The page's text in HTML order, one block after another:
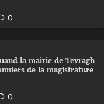
0
la mairie de Tevragh-
de la magistrature
0